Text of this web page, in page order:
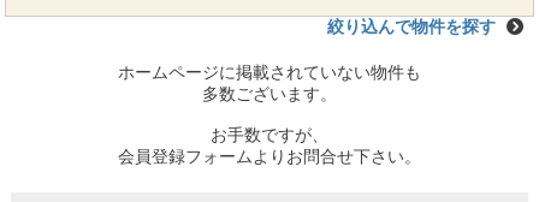
絞り込んで物件を探す
ホームページに掲載されていない物件も
多数ございます。
お手数ですが、
会員登録フォームよりお問合せ下さい。